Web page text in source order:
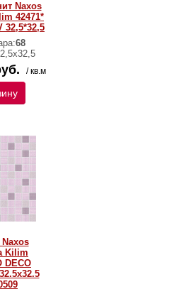
Naxos
42471*
32,5*32,5
68
/ кв.м
Kilim
DECO